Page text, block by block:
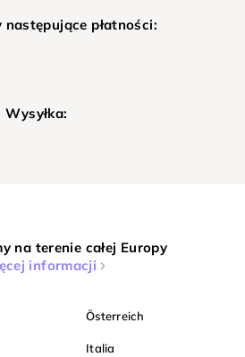
następujące płatności:
Wysyłka:
na terenie całej Europy
informacji
Österreich
Italia